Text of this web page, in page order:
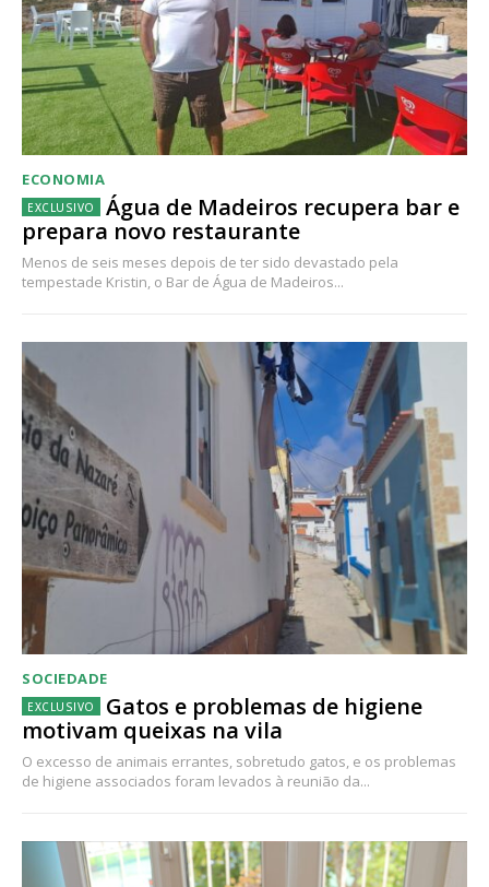
ECONOMIA
Água de Madeiros recupera bar e
prepara novo restaurante
Menos de seis meses depois de ter sido devastado pela
tempestade Kristin, o Bar de Água de Madeiros...
SOCIEDADE
Gatos e problemas de higiene
motivam queixas na vila
O excesso de animais errantes, sobretudo gatos, e os problemas
de higiene associados foram levados à reunião da...